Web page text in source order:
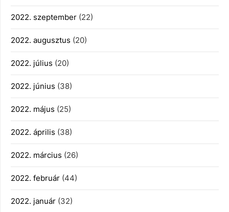
2022. szeptember (22)
2022. augusztus (20)
2022. július (20)
2022. június (38)
2022. május (25)
2022. április (38)
2022. március (26)
2022. február (44)
2022. január (32)